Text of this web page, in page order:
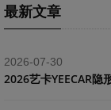
最新文章
2026-07-30
2026艺卡YEECAR隐